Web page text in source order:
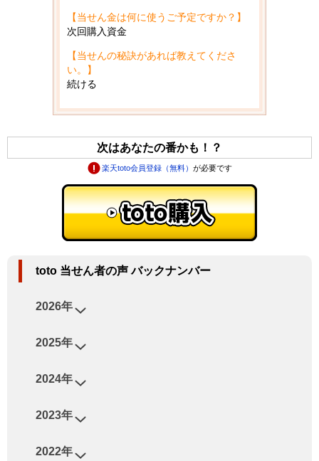
【当せん金は何に使うご予定ですか？】
次回購入資金
【当せんの秘訣があれば教えてくださ
い。】
続ける
次はあなたの番かも！？
楽天toto会員登録（無料） が必要です
toto 当せん者の声 バックナンバー
2022年
2023年
2024年
2025年
2026年